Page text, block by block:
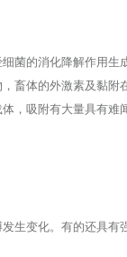
菌的消化降解作用生
畜体的外激素及黏附
，吸附有大量具有难
生变化。有的还具有